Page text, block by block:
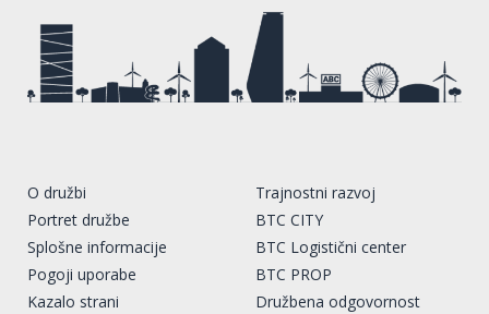
O družbi
Portret družbe
Splošne informacije
Pogoji uporabe
Kazalo strani
Trajnostni razvoj
BTC CITY
BTC Logistični center
BTC PROP
Družbena odgovornost